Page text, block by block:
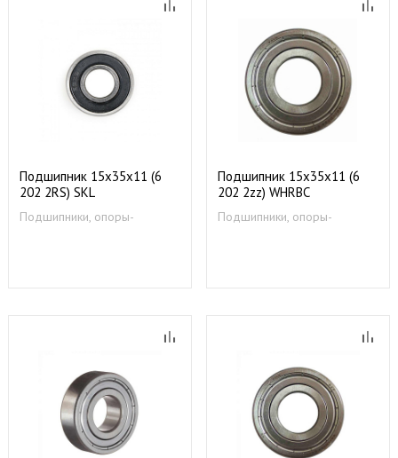
Подшипник 15х35х11 (6
202 2RS) SKL
Подшипники, опоры-
Подшипник 15х35х11 (6
202 2zz) WHRBC
(OAC002599, BRG013UN,
BRG014UN, BRG613UN
Подшипники, опоры-